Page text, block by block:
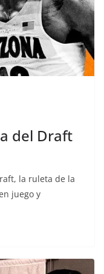
del Draft
la ruleta de la
juego y